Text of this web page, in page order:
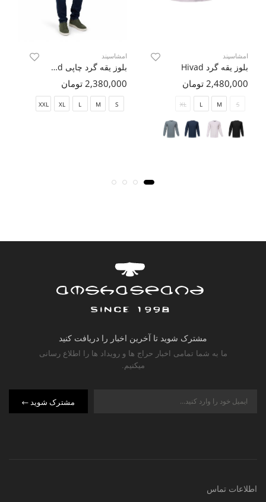
امشاسپند
بلوز یقه گرد Hivad
2,480,000 تومان
S
M
L
XL
امشاسپند
بلوز یقه گرد چاپی Nobad
2,380,000 تومان
S
M
L
XL
XXL
مشترک شوید تا آخرین اخبار را دریافت کنید
ما به شما تمامی اخبار حراج ها و رویداد ها را اطلاع رسانی
میکنیم.
مشترک شوید
اطلاعات تماس